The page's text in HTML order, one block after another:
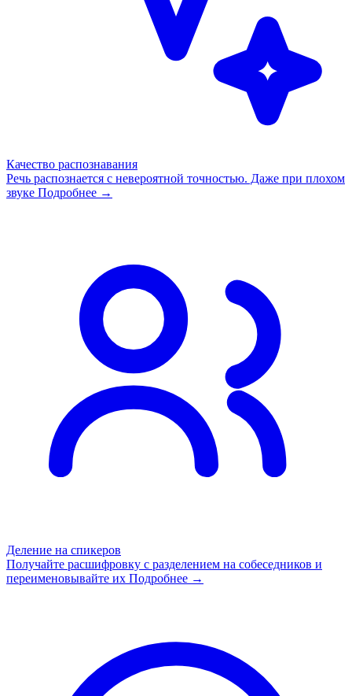
Качество распознавания
Речь распознается с невероятной точностью. Даже при плохом
звуке Подробнее →
Деление на спикеров
Получайте расшифровку с разделением на собеседников и
переименовывайте их Подробнее →